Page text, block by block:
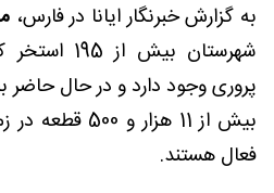
به گزارش خبرنگار ایانا در فارس،
شهرستان
بیش از 11 هزار
فعال هستند.